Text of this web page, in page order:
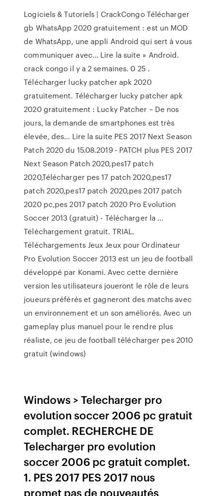
Logiciels & Tutoriels | CrackCongo Télécharger
gb WhatsApp 2020 gratuitement : est un MOD
de WhatsApp, une appli Android qui sert à vous
communiquer avec… Lire la suite » Android.
crack congo il y a 2 semaines. 0 25 .
Télécharger lucky patcher apk 2020
gratuitement. Télécharger lucky patcher apk
2020 gratuitement : Lucky Patcher – De nos
jours, la demande de smartphones est très
élevée, des… Lire la suite PES 2017 Next Season
Patch 2020 du 15.08.2019 - PATCH plus PES 2017
Next Season Patch 2020,pes17 patch
2020,Télécharger pes 17 patch 2020,pes17
patch 2020,pes17 patch 2020,pes 2017 patch
2020 pc,pes 2017 patch 2020 Pro Evolution
Soccer 2013 (gratuit) - Télécharger la ...
Téléchargement gratuit. TRIAL.
Téléchargements Jeux Jeux pour Ordinateur
Pro Evolution Soccer 2013 est un jeu de football
développé par Konami. Avec cette dernière
version les utilisateurs joueront le rôle de leurs
joueurs préférés et gagneront des matchs avec
un environnement et un son améliorés. Avec un
gameplay plus manuel pour le rendre plus
réaliste, ce jeu de football télécharger pes 2010
gratuit (windows)
Windows > Telecharger pro
evolution soccer 2006 pc gratuit
complet. RECHERCHE DE
Telecharger pro evolution
soccer 2006 pc gratuit complet.
1. PES 2017 PES 2017 nous
promet pas de nouveautés